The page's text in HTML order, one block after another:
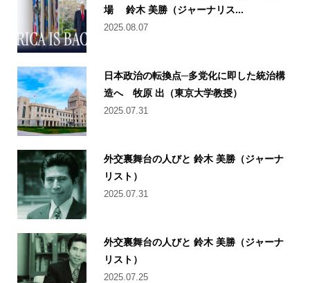
場 鈴木 美勝（ジャーナリス...
2025.08.07
日本政治の転換点─多党化に即した統治構
造へ 牧原 出（東京大学教授）
2025.07.31
外交裏舞台の人びと 鈴木 美勝（ジャーナ
リスト）
2025.07.31
外交裏舞台の人びと 鈴木 美勝（ジャーナ
リスト）
2025.07.25